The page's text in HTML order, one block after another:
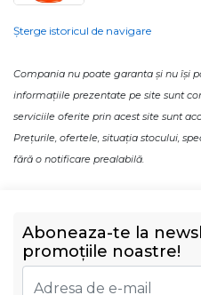
Șterge istoricul de navigare
Compania nu poate garanta și nu își
informațiile prezentate pe site sunt
serviciile oferite prin acest site sunt
Prețurile, ofertele, situația stocului,
fără o notificare prealabilă.
Aboneaza-te la
promoțiile noastre!